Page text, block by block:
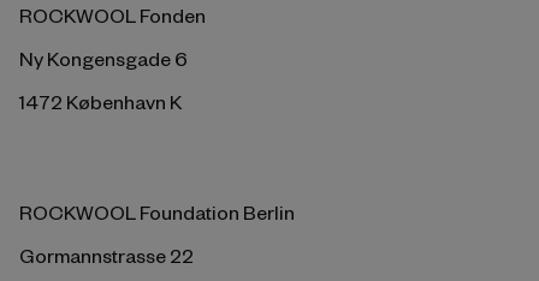
ROCKWOOL Fonden
Ny Kongensgade 6
1472 København K
ROCKWOOL Foundation Berlin
Gormannstrasse 22